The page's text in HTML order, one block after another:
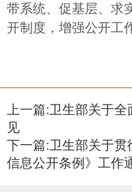
带系统、促基层、求
开制度，增强公开工
上一篇:卫生部关于全
见
下一篇:卫生部关于贯
信息公开条例》工作